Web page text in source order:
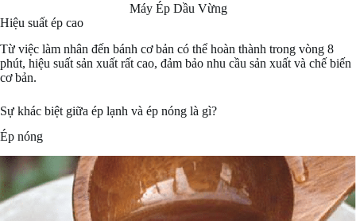
Máy Ép Dầu Vừng
Hiệu suất ép cao
Từ việc làm nhân đến bánh cơ bản có thể hoàn thành trong vòng 8
phút, hiệu suất sản xuất rất cao, đảm bảo nhu cầu sản xuất và chế biến
cơ bản.
Sự khác biệt giữa ép lạnh và ép nóng là gì?
Ép nóng